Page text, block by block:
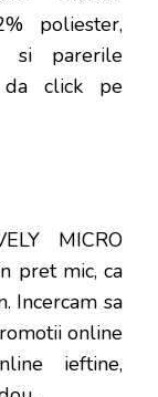
poliester,
si parerile
click pe
MICRO
pret mic, ca
Incercam sa
online
ieftine,